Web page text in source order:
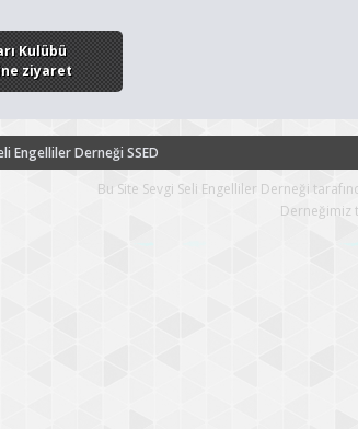
Kulübü
ziyaret
Engelliler Derneği SSED
Bu Site Sevgi Seli Engelliler Derneği
Derneğimiz